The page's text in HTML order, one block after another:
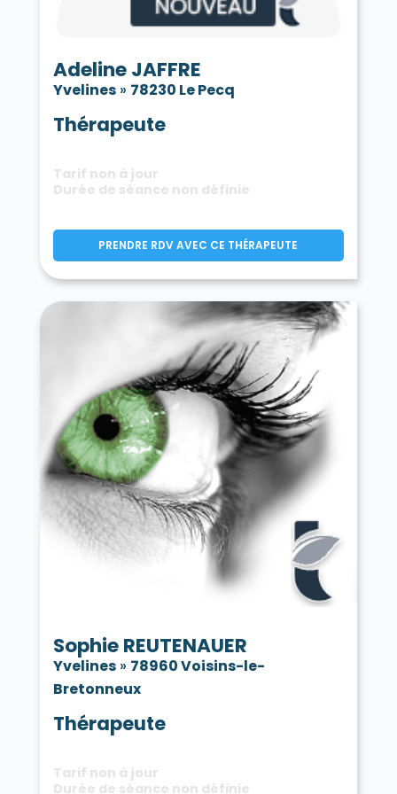
Adeline JAFFRE
Yvelines» 78230 Le Pecq
Thérapeute
Tarif non à jour
Durée de séance non définie
PRENDRE RDV AVEC CE THÉRAPEUTE
Sophie REUTENAUER
Yvelines» 78960 Voisins-le-
Bretonneux
Thérapeute
Tarif non à jour
Durée de séance non définie